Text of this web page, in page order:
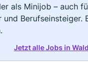
als Minijob – auch
und Berufseinsteiger.
Jetzt alle Jobs in